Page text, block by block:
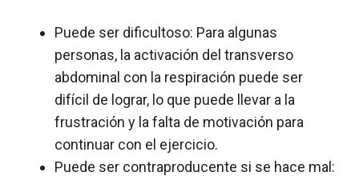
Puede ser dificultoso: Para algunas
personas, la activación del transverso
abdominal con la respiración puede ser
difícil de lograr, lo que puede llevar a la
frustración y la falta de motivación para
continuar con el ejercicio.
Puede ser contraproducente si se hace mal: